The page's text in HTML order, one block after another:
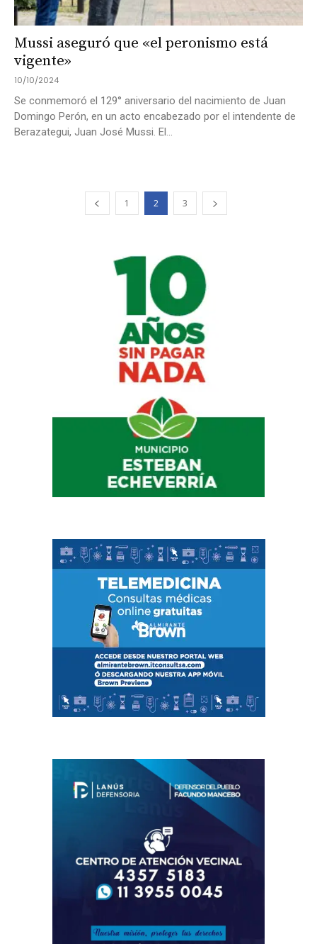
Mussi aseguró que «el peronismo está
vigente»
10/10/2024
Se conmemoró el 129° aniversario del nacimiento de Juan
Domingo Perón, en un acto encabezado por el intendente de
Berazategui, Juan José Mussi. El...
1 2 3